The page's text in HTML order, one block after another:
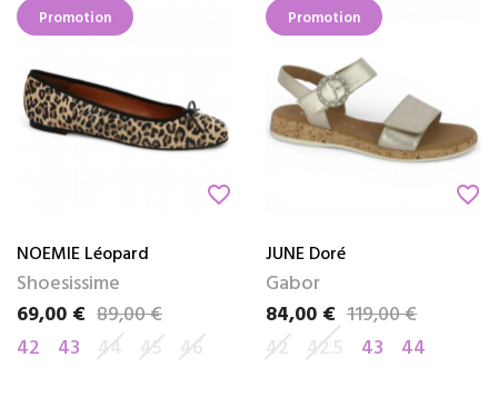
Promotion
favorite_border
NOEMIE Léopard
Shoesissime
Prix
69,00 €
Prix de base89,00 €
42
43 44 45 46
Promotion
favorite_border
JUNE Doré
Gabor
Prix
84,00 €
Prix de base119,00 €
42 42.5 43 44